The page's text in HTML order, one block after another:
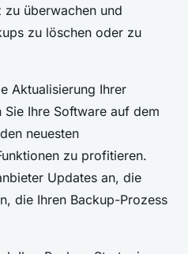
überwachen und
zu löschen oder zu
Aktualisierung Ihrer
Ihre Software auf dem
neuesten
zu profitieren.
Updates an, die
die Ihren Backup-Prozess